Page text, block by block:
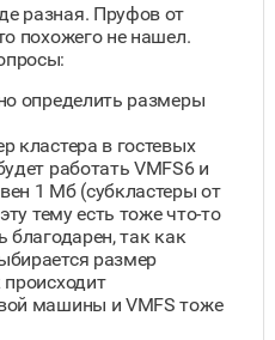
разная. Пруфов от
похожего не нашел.
определить размеры
кластера в гостевых
работать VMFS6 и
1 Мб (субкластеры от
тему есть тоже что-то
благодарен, так как
размер
происходит
машины и VMFS тоже